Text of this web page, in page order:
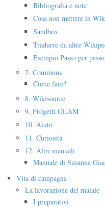
Bibliografia e note
Cosa non mettere in
Sandbox
Tradurre da altre
Esempio Passo per passo
7. Commons
Come fare?
8. Wikisource
9. Progetti GLAM
10. Aiuto
11. Curiosità
12. Altri manuali
Manuale di Susanna
Vita di campagna
La lavorazione del maiale
I preparativi